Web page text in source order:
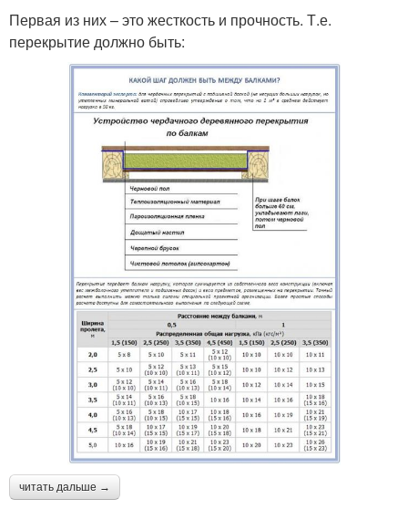
Первая из них – это жесткость и прочность. Т.е.
перекрытие должно быть:
читать дальше →